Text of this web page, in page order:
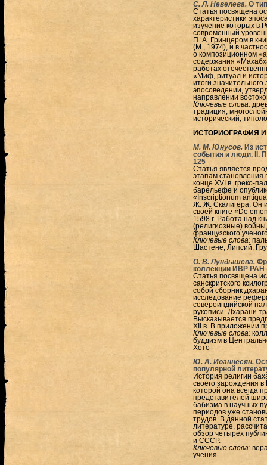
С. Л. Невелева. О
Статья посвящена
характеристики
изучение которых в
современный
П. А. Гринцером в
(М., 1974), и в
о композиционном
содержания
работах
«Миф, ритуал и
итоги
эпосоведении,
направлении
Ключевые слова:
традиция,
исторический,
ИСТОРИОГРАФИЯ
М. М. Юнусов. Из
события и люди. II.
125
Статья является
этапам становления
конце XVI в. греко-
барельефе и
«Inscriptionum
Ж. Ж. Скалигера. Он
своей книге «De
1598 г. Работа над
(религиозные)
французского
Ключевые слова:
Шастене, Липсий,
О. В. Лундышева.
коллекции ИВР
Статья посвящена
санскритского
собой сборник
исследование
североиндийской
рукописи. Дхарани
Высказывается
XII в. В приложении
Ключевые слова:
буддизм в
Хото
Ю. А. Иоаннесян.
популярной
История религии
своего зарождения в
которой она всегда
представителей
бабизма в научных
периодов уже
трудов. В данной
литературе,
обзор четырех
и СССР.
Ключевые слова:
учения